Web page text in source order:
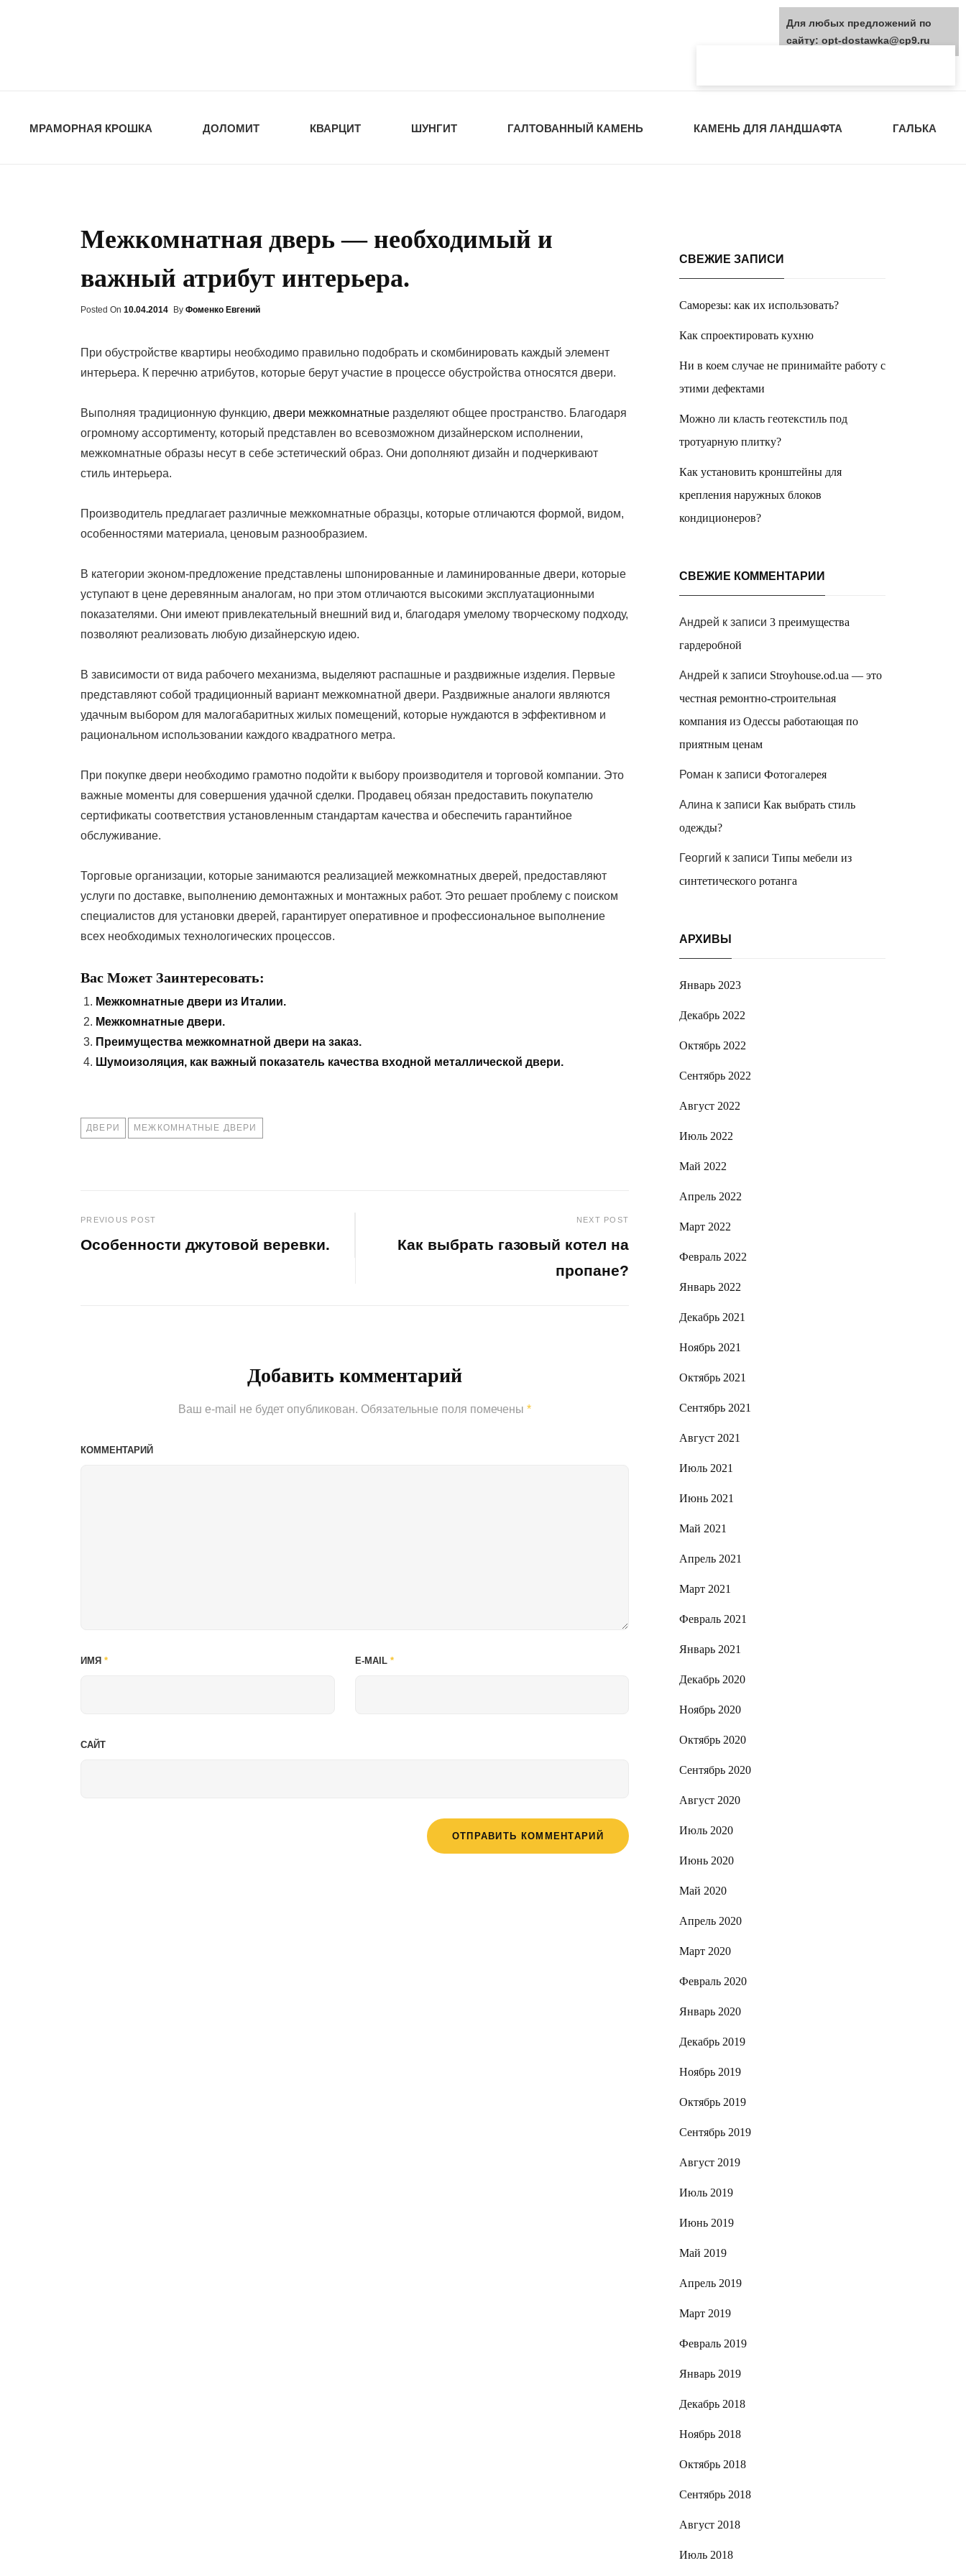
МРАМОРНАЯ КРОШКА ДОЛОМИТ КВАРЦИТ ШУНГИТ ГАЛТОВАННЫЙ КАМЕНЬ КАМЕНЬ ДЛЯ ЛАНДШАФТА ГАЛЬКА
Межкомнатная дверь — необходимый и
важный атрибут интерьера.
Posted On Posted
10.04.2014 By Фоменко Евгений
При обустройстве квартиры необходимо правильно подобрать и скомбинировать каждый элемент
интерьера. К перечню атрибутов, которые берут участие в процессе обустройства относятся двери.
Выполняя традиционную функцию, двери межкомнатные разделяют общее пространство. Благодаря
огромному ассортименту, который представлен во всевозможном дизайнерском исполнении,
межкомнатные образы несут в себе эстетический образ. Они дополняют дизайн и подчеркивают
стиль интерьера.
Производитель предлагает различные межкомнатные образцы, которые отличаются формой, видом,
особенностями материала, ценовым разнообразием.
В категории эконом-предложение представлены шпонированные и ламинированные двери, которые
уступают в цене деревянным аналогам, но при этом отличаются высокими эксплуатационными
показателями. Они имеют привлекательный внешний вид и, благодаря умелому творческому подходу,
позволяют реализовать любую дизайнерскую идею.
В зависимости от вида рабочего механизма, выделяют распашные и раздвижные изделия. Первые
представляют собой традиционный вариант межкомнатной двери. Раздвижные аналоги являются
удачным выбором для малогабаритных жилых помещений, которые нуждаются в эффективном и
рациональном использовании каждого квадратного метра.
При покупке двери необходимо грамотно подойти к выбору производителя и торговой компании. Это
важные моменты для совершения удачной сделки. Продавец обязан предоставить покупателю
сертификаты соответствия установленным стандартам качества и обеспечить гарантийное
обслуживание.
Торговые организации, которые занимаются реализацией межкомнатных дверей, предоставляют
услуги по доставке, выполнению демонтажных и монтажных работ. Это решает проблему с поиском
специалистов для установки дверей, гарантирует оперативное и профессиональное выполнение
всех необходимых технологических процессов.
Вас Может Заинтересовать:
Межкомнатные двери из Италии.
Межкомнатные двери.
Преимущества межкомнатной двери на заказ.
Шумоизоляция, как важный показатель качества входной металлической двери.
TAGS
ДВЕРИ МЕЖКОМНАТНЫЕ ДВЕРИ
Навигация
PREVIOUS POST
Особенности джутовой веревки.
NEXT POST
Как выбрать газовый котел на
пропане?
Добавить комментарий
Ваш e-mail не будет опубликован. Обязательные поля помечены *
КОММЕНТАРИЙ
ИМЯ * E-MAIL *
САЙТ
СВЕЖИЕ ЗАПИСИ
Саморезы: как их использовать?
Как спроектировать кухню
Ни в коем случае не принимайте работу с
этими дефектами
Можно ли класть геотекстиль под
тротуарную плитку?
Как установить кронштейны для
крепления наружных блоков
кондиционеров?
СВЕЖИЕ КОММЕНТАРИИ
Андрей к записи 3 преимущества
гардеробной
Андрей к записи Stroyhouse.od.ua — это
честная ремонтно-строительная
компания из Одессы работающая по
приятным ценам
Роман к записи Фотогалерея
Алина к записи Как выбрать стиль
одежды?
Георгий к записи Типы мебели из
синтетического ротанга
АРХИВЫ
Январь 2023
Декабрь 2022
Октябрь 2022
Сентябрь 2022
Август 2022
Июль 2022
Май 2022
Апрель 2022
Март 2022
Февраль 2022
Январь 2022
Декабрь 2021
Ноябрь 2021
Октябрь 2021
Сентябрь 2021
Август 2021
Июль 2021
Июнь 2021
Май 2021
Апрель 2021
Март 2021
Февраль 2021
Январь 2021
Декабрь 2020
Ноябрь 2020
Октябрь 2020
Сентябрь 2020
Август 2020
Июль 2020
Июнь 2020
Май 2020
Апрель 2020
Март 2020
Февраль 2020
Январь 2020
Декабрь 2019
Ноябрь 2019
Октябрь 2019
Сентябрь 2019
Август 2019
Июль 2019
Июнь 2019
Май 2019
Апрель 2019
Март 2019
Февраль 2019
Январь 2019
Декабрь 2018
Ноябрь 2018
Октябрь 2018
Сентябрь 2018
Август 2018
Июль 2018
Для любых предложений по
сайту: opt-dostawka@cp9.ru